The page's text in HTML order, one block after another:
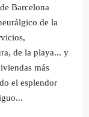
Barcelona
de la
de la playa... y
más
el esplendor